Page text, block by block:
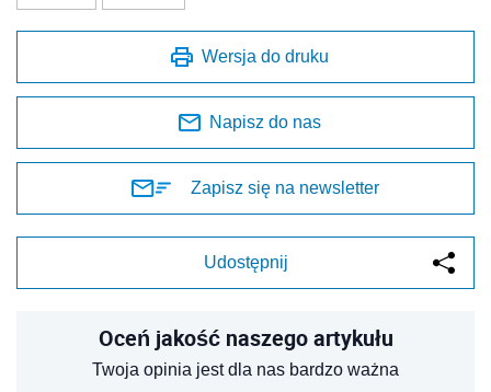
Wersja do druku
Napisz do nas
Zapisz się na newsletter
Udostępnij
Oceń jakość naszego artykułu
Twoja opinia jest dla nas bardzo ważna